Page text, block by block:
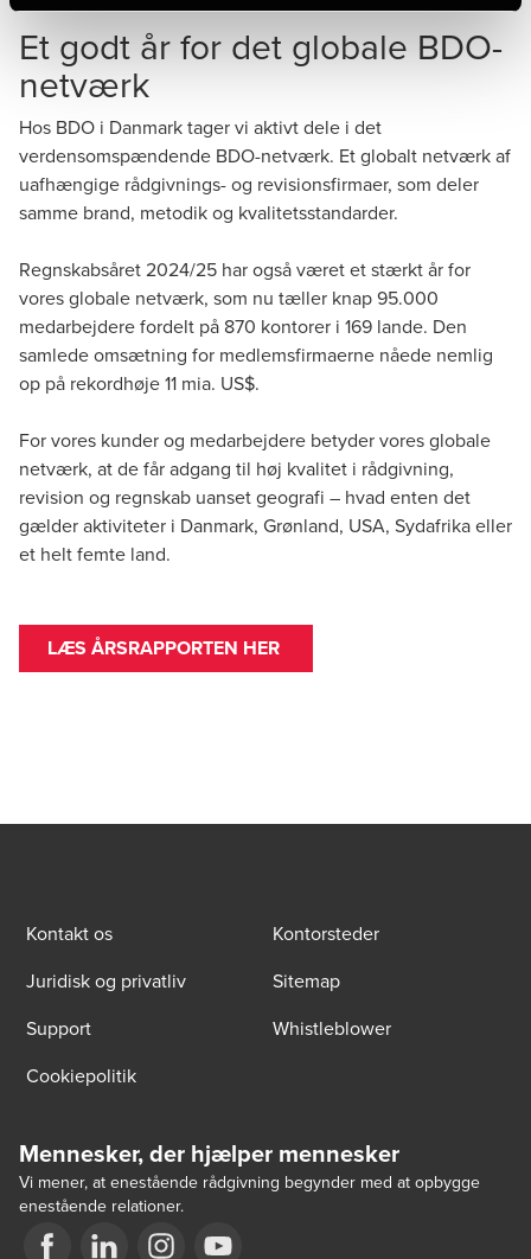
Et godt år for det globale BDO-
netværk
Hos BDO i Danmark tager vi aktivt dele i det
verdensomspændende BDO-netværk. Et globalt netværk af
uafhængige rådgivnings- og revisionsfirmaer, som deler
samme brand, metodik og kvalitetsstandarder.
Regnskabsåret 2024/25 har også været et stærkt år for
vores globale netværk, som nu tæller knap 95.000
medarbejdere fordelt på 870 kontorer i 169 lande. Den
samlede omsætning for medlemsfirmaerne nåede nemlig
op på rekordhøje 11 mia. US$.
For vores kunder og medarbejdere betyder vores globale
netværk, at de får adgang til høj kvalitet i rådgivning,
revision og regnskab uanset geografi – hvad enten det
gælder aktiviteter i Danmark, Grønland, USA, Sydafrika eller
et helt femte land.
LÆS ÅRSRAPPORTEN HER
Kontakt os
Kontorsteder
Juridisk og privatliv
Sitemap
Support
Whistleblower
Cookiepolitik
Mennesker, der hjælper mennesker
Vi mener, at enestående rådgivning begynder med at opbygge
enestående relationer.